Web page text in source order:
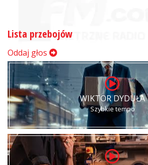
Lista przebojów
Oddaj głos
WIKTOR DYDUŁA
Szybkie tempo